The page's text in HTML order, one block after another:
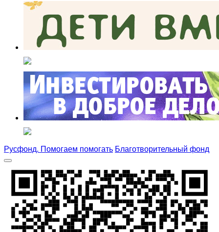
Русфонд. Помогаем помогать Благотворительный фонд